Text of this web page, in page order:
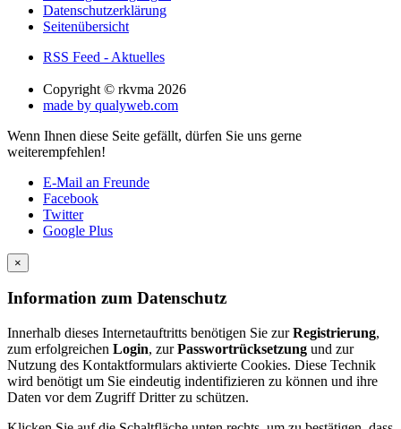
Datenschutzerklärung
Seiten­übersicht
RSS Feed - Aktuelles
Copyright © rkvma 2026
made by qualyweb.com
Wenn Ihnen diese Seite gefällt, dürfen Sie uns gerne
weiterempfehlen!
E-Mail an Freunde
Facebook
Twitter
Google Plus
×
Information zum Datenschutz
Innerhalb dieses Internetauftritts benötigen Sie zurRegistrierung,
zum erfolgreichen Login, zurPasswortrücksetzung und zur
Nutzung des Kontaktformulars aktivierte Cookies. Diese Technik
wird benötigt um Sie eindeutig indentifizieren zu können und ihre
Daten vor dem Zugriff Dritter zu schützen.